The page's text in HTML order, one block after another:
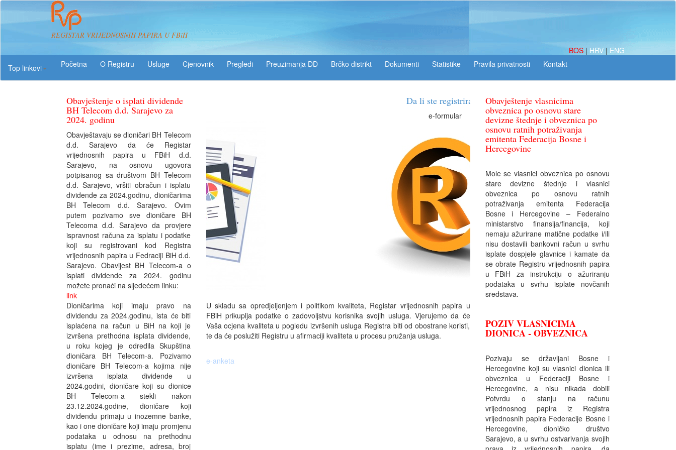
REGISTAR VRIJEDNOSNIH PAPIRA U FBiH
BOS | HRV | ENG
Top linkovi
O Registru Usluge Pregledi Preuzimanja DD Brčko distrikt Dokumenti Statistike
Obavještenje o isplati dividende
BH Telecom d.d. Sarajevo za
2024. godinu
Obavještavaju se dioničari BH Telecom
d.d. Sarajevo da će Registar
vrijednosnih papira u FBiH d.d.
Sarajevo, na osnovu ugovora
potpisanog sa društvom BH Telecom
d.d. Sarajevo, vršiti obračun i isplatu
dividende za 2024.godinu, dioničarima
BH Telecom d.d. Sarajevo. Ovim
putem pozivamo sve dioničare BH
Telecoma d.d. Sarajevo da provjere
ispravnost računa za isplatu i podatke
koji su registrovani kod Registra
vrijednosnih papira u Fedraciji BiH d.d.
Sarajevo. Obavijest BH Telecom-a o
isplati dividende za 2024. godinu
možete pronaći na sljedećem linku:
link
Dioničarima koji imaju pravo na
dividendu za 2024.godinu, ista će biti
isplaćena na račun u BiH na koji je
izvršena prethodna isplata dividende,
u roku kojeg je odredila Skupština
dioničara BH Telecom-a. Pozivamo
dioničare BH Telecom-a kojima nije
izvršena isplata dividende u
2024.godini, dioničare koji su dionice
BH Telecom-a stekli nakon
23.12.2024.godine, dioničare koji
dividendu primaju u inozemne banke,
kao i one dioničare koji imaju promjenu
podataka u odnosu na prethodnu
isplatu (ime i prezime, adresa, broj
U skladu sa opredjeljenjem i politikom kvaliteta, Registar vrijednosnih papira u
FBiH prikuplja podatke o zadovoljstvu korisnika svojih usluga. Vjerujemo da će
Vaša ocjena kvaliteta u pogledu izvršenih usluga Registra biti od obostrane koristi,
te da će poslužiti Registru u afirmaciji kvaliteta u procesu pružanja usluga.
e-anketa
Obavještenje vlasnicima
obveznica po osnovu stare
devizne štednje i obveznica po
osnovu ratnih potraživanja
emitenta Federacija Bosne i
Hercegovine
Mole se vlasnici obveznica po osnovu
stare devizne štednje i vlasnici
obveznica po osnovu ratnih
potraživanja emitenta Federacija
Bosne i Hercegovine – Federalno
ministarstvo finansija/financija, koji
nemaju ažurirane matične podatke i/ili
nisu dostavili bankovni račun u svrhu
isplate dospjele glavnice i kamate da
se obrate Registru vrijednosnih papira
u FBiH za instrukciju o ažuriranju
podataka u svrhu isplate novčanih
sredstava.
POZIV VLASNICIMA
DIONICA - OBVEZNICA
Pozivaju se državljani Bosne i
Hercegovine koji su vlasnici dionica ili
obveznica u Federaciji Bosne i
Hercegovine, a nisu nikada dobili
Potvrdu o stanju na računu
vrijednosnog papira iz Registra
vrijednosnih papira Federacije Bosne i
Hercegovine, dioničko društvo
Sarajevo, a u svrhu ostvarivanja svojih